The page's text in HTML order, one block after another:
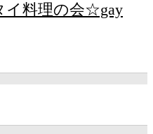
料理の会☆gay